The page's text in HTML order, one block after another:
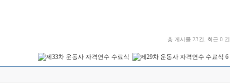
총 게시물 23건, 최근 0 건